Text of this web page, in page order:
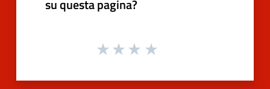
su questa pagina?